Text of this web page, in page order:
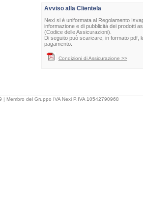
Avviso alla Clientela
Nexi si è uniformata al Regolamento
informazione e di pubblicità dei prodotti
(Codice delle Assicurazioni).
Di seguito può scaricare, in formato pdf,
pagamento.
Condizioni di Assicurazione >>
Membro del Gruppo IVA Nexi P.IVA 10542790968